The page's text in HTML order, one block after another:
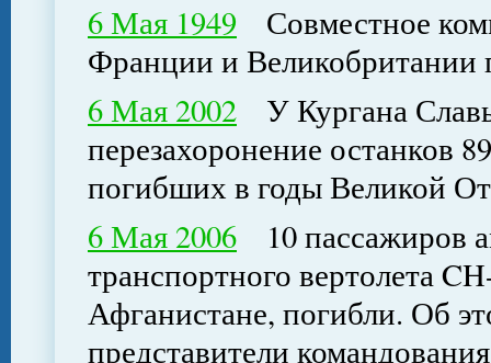
6 Мая 1949 Совместное
Франции и Великобритании
6 Мая 2002 У Кургана
перезахоронение останков
погибших в годы Великой
6 Мая 2006 10 пассажиров
транспортного вертолета
Афганистане, погибли. Об
представители